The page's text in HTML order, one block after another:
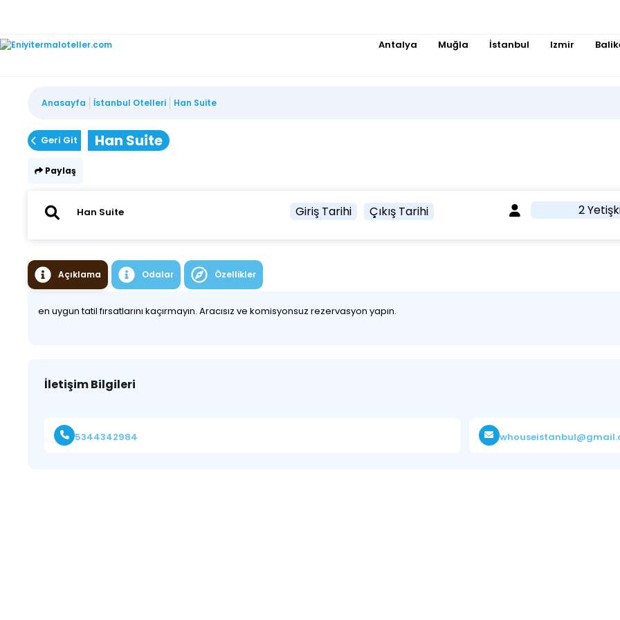
Antalya Muğla İstanbul Izmir
Anasayfa İstanbul Otelleri Han Suite
Geri Git Han Suite
Paylaş
Giriş Tarihi Çıkış Tarihi 2
Açıklama Odalar Özellikler
en uygun tatil fırsatlarını kaçırmayın. Aracısız ve komisyonsuz rezervasyon yapın.
İletişim Bilgileri
5344342984